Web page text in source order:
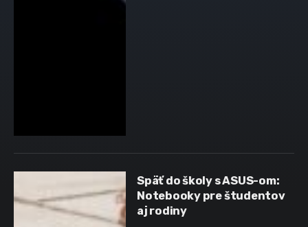
Späť do školy s ASUS-om:
Notebooky pre študentov
aj rodiny